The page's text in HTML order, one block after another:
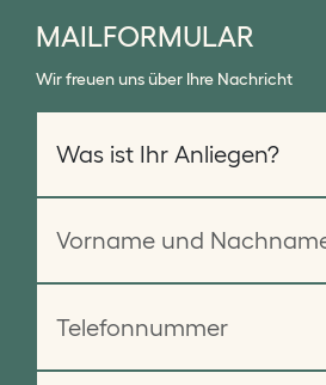
MAILFORMULAR
Wir freuen uns über Ihre Nachricht